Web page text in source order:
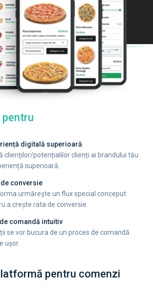
pentru
digitală superioară
clienților/potențialilor clienți ai brandului tău
superioară.
de conversie
urmărește un flux special conceput
a crește rata de conversie.
comandă intuitiv
se vor bucura de un proces de comandă
ușor.
pentru comenzi